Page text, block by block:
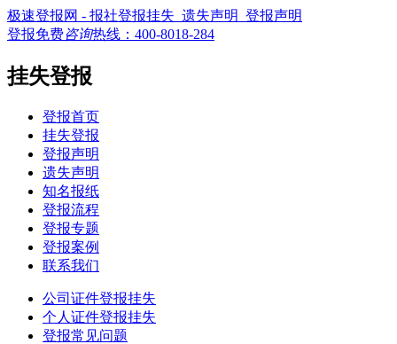
极速登报网 - 报社登报挂失_遗失声明_登报声明
登报免费咨询热线： 400-8018-284
挂失登报
登报首页
挂失登报
登报声明
遗失声明
知名报纸
登报流程
登报专题
登报案例
联系我们
公司证件登报挂失
个人证件登报挂失
登报常见问题